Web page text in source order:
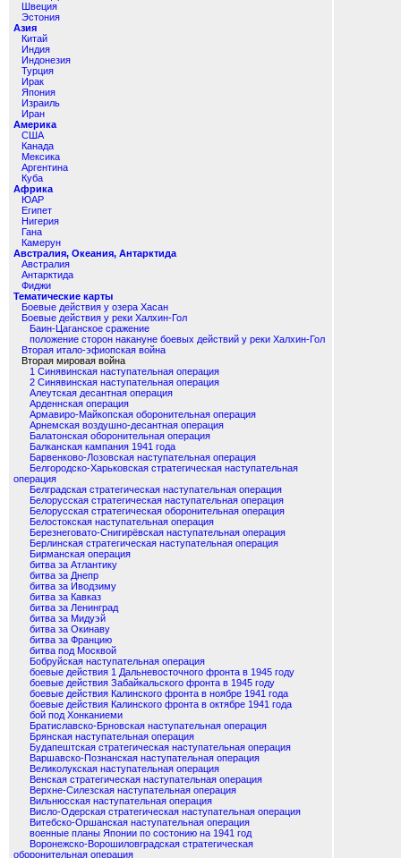
Швеция
Эстония
Азия
Китай
Индия
Индонезия
Турция
Ирак
Япония
Израиль
Иран
Америка
США
Канада
Мексика
Аргентина
Куба
Африка
ЮАР
Египет
Нигерия
Гана
Камерун
Австралия, Океания, Антарктида
Австралия
Антарктида
Фиджи
Тематические карты
Боевые действия у озера Хасан
Боевые действия у реки Халхин-Гол
Баин-Цаганское сражение
положение сторон накануне боевых действий у реки Халхин-Гол
Вторая итало-эфиопская война
Вторая мировая война
1 Синявинская наступательная операция
2 Синявинская наступательная операция
Алеутская десантная операция
Арденнская операция
Армавиро-Майкопская оборонительная операция
Арнемская воздушно-десантная операция
Балатонская оборонительная операция
Балканская кампания 1941 года
Барвенково-Лозовская наступательная операция
Белгородско-Харьковская стратегическая наступательная
операция
Белградская стратегическая наступательная операция
Белорусская стратегическая наступательная операция
Белорусская стратегическая оборонительная операция
Белостокская наступательная операция
Березнеговато-Снигирёвская наступательная операция
Берлинская стратегическая наступательная операция
Бирманская операция
битва за Атлантику
битва за Днепр
битва за Иводзиму
битва за Кавказ
битва за Ленинград
битва за Мидуэй
битва за Окинаву
битва за Францию
битва под Москвой
Бобруйская наступательная операция
боевые действия 1 Дальневосточного фронта в 1945 году
боевые действия Забайкальского фронта в 1945 году
боевые действия Калинского фронта в ноябре 1941 года
боевые действия Калинского фронта в октябре 1941 года
бой под Хонканиеми
Братиславско-Брновская наступательная операция
Брянская наступательная операция
Будапештская стратегическая наступательная операция
Варшавско-Познанская наступательная операция
Великолукская наступательная операция
Венская стратегическая наступательная операция
Верхне-Силезская наступательная операция
Вильнюсская наступательная операция
Висло-Одерская стратегическая наступательная операция
Витебско-Оршанская наступательная операция
военные планы Японии по состонию на 1941 год
Воронежско-Ворошиловградская стратегическая
оборонительная операция